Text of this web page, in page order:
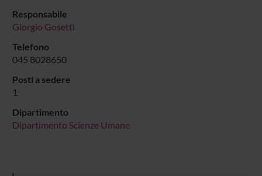
Responsabile
Giorgio Gosetti
Telefono
045 8028650
Posti a sedere
1
Dipartimento
Dipartimento Scienze Umane